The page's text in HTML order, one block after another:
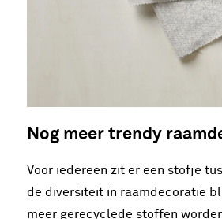
Nog meer trendy
Voor iedereen zit er een stofje
de diversiteit in raamdecoratie
meer gerecyclede stoffen